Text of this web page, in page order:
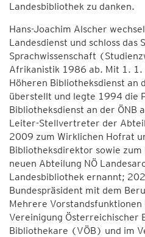
Landesbibliothek zu danken.
Hans-Joachim Alscher
Landesdienst und schloss das
Sprachwissenschaft
Afrikanistik 1986 ab. Mit 1.
Höheren Bibliotheksdienst an
überstellt und legte 1994 die
Bibliotheksdienst an der ÖNB
Leiter-Stellvertreter der
2009 zum Wirklichen Hofrat
Bibliotheksdirektor sowie
neuen Abteilung NÖ
Landesbibliothek ernannt;
Bundespräsident mit dem
Mehrere
Vereinigung Österreichischer
Bibliothekare (VÖB) und im